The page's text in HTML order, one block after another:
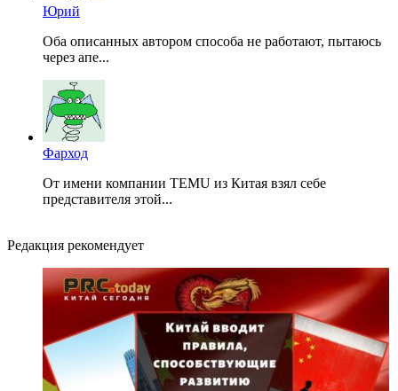
Юрий
Оба описанных автором способа не работают, пытаюсь
через апе...
Фарход
От имени компании TEMU из Китая взял себе
представителя этой...
Редакция рекомендует